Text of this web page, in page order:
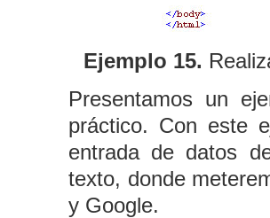
Ejemplo 15.
Presentamos un
práctico. Con este
entrada de datos
texto, donde
y Google.